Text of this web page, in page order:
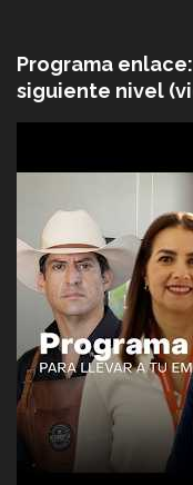
Programa
siguiente nivel